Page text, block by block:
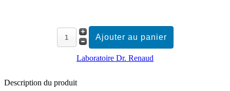
Laboratoire Dr. Renaud
Description du produit